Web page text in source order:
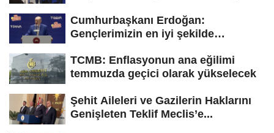
Cumhurbaşkanı Erdoğan:
Gençlerimizin en iyi şekilde
TCMB: Enflasyonun ana eğilimi
temmuzda geçici olarak yükselecek
Şehit Aileleri ve Gazilerin Haklarını
Genişleten Teklif Meclis’e...